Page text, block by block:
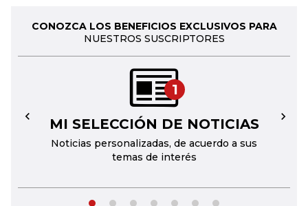
CONOZCA LOS BENEFICIOS EXCLUSIVOS PARA
NUESTROS SUSCRIPTORES
1
MI SELECCIÓN DE NOTICIAS
Noticias personalizadas, de acuerdo a sus
temas de interés
← →